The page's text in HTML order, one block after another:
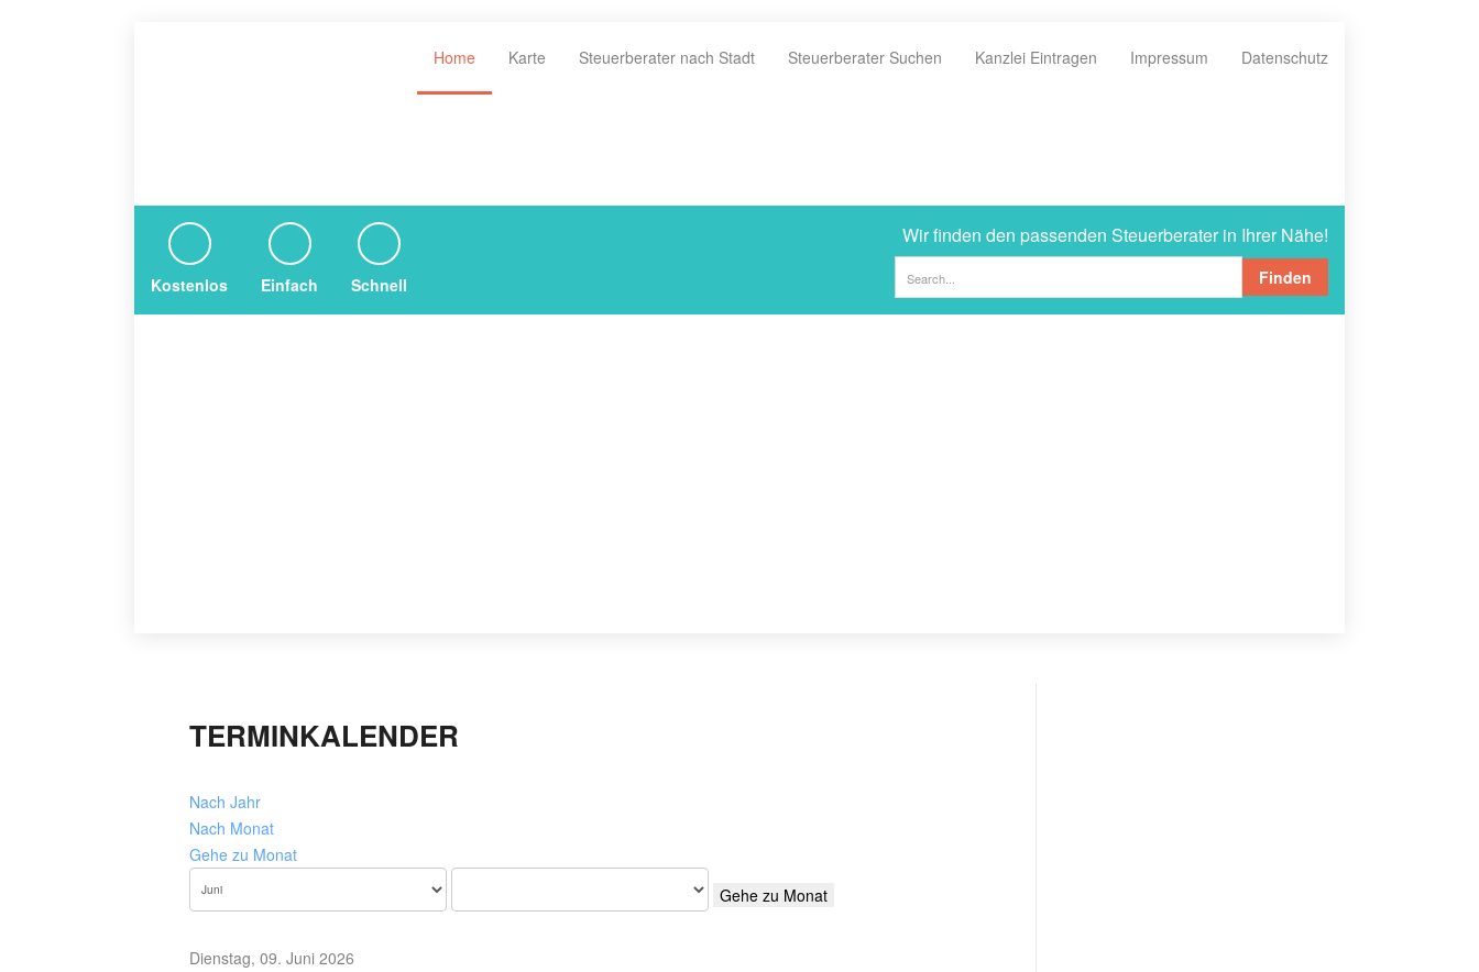
Home Karte Steuerberater nach Stadt Steuerberater Suchen Kanzlei Eintragen Impressum Datenschutz
Kostenlos Einfach Schnell
Wir finden den passenden Steuerberater in Ihrer Nähe!
Finden
TERMINKALENDER
Nach Jahr
Nach Monat
Gehe zu Monat
Gehe zu Monat
Dienstag, 09. Juni 2026